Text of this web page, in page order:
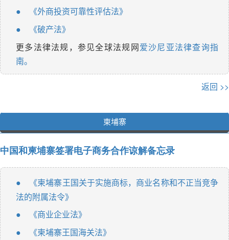
● 《外商投资可靠性评估法》
●
《破产法》
更多法律法规，参见全球法规网爱沙尼亚法律查询指
南。
返回 >>
柬埔寨
中国和柬埔寨签署电子商务合作谅解备忘录
●
《柬埔寨王国关于实施商标，商业名称和不正当竞争
法的附属法令》
● 《商业企业法》
● 《柬埔寨王国海关法》